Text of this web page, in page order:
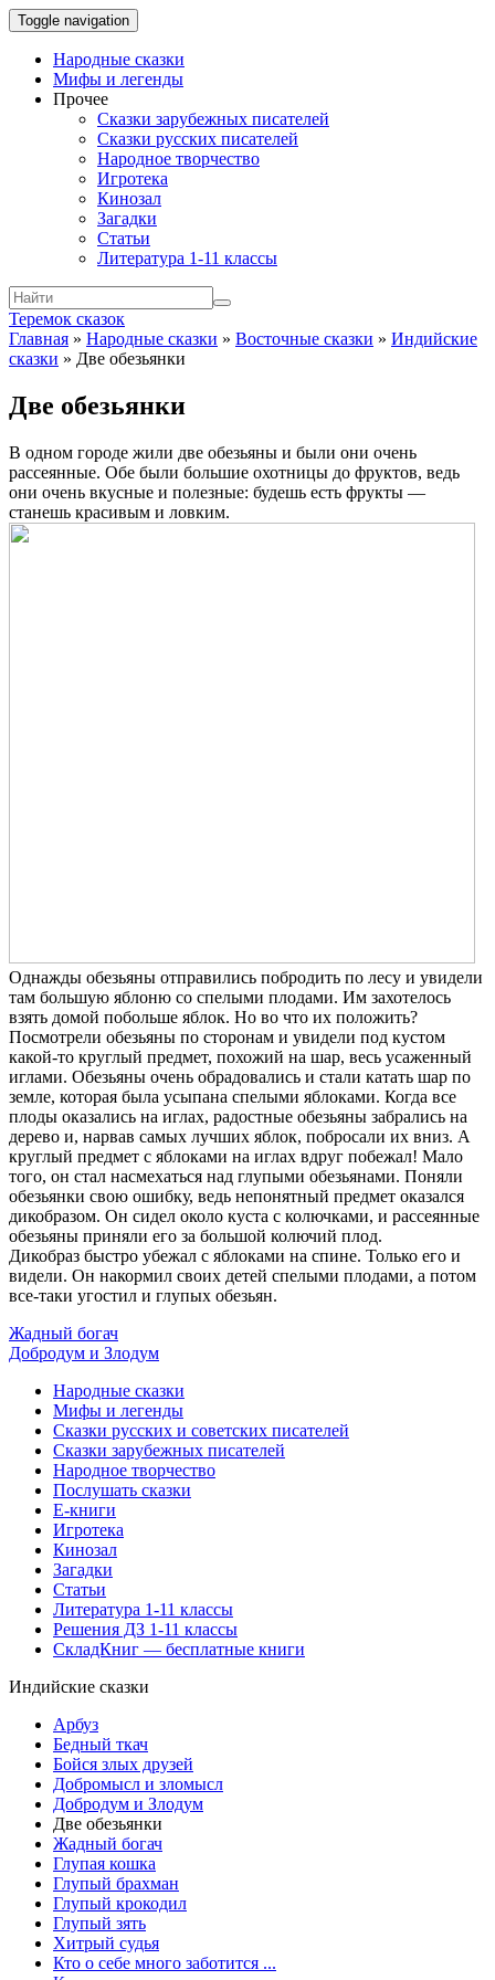
Toggle navigation
Народные сказки
Мифы и легенды
Прочее
Сказки зарубежных писателей
Сказки русских писателей
Народное творчество
Игротека
Кинозал
Загадки
Статьи
Литература 1-11 классы
Теремок сказок
Главная » Народные сказки » Восточные сказки » Индийские
сказки » Две обезьянки
Две обезьянки
В одном городе жили две обезьяны и были они очень
рассеянные. Обе были большие охотницы до фруктов, ведь
они очень вкусные и полезные: будешь есть фрукты —
станешь красивым и ловким.
Однажды обезьяны отправились побродить по лесу и увидели
там большую яблоню со спелыми плодами. Им захотелось
взять домой побольше яблок. Но во что их положить?
Посмотрели обезьяны по сторонам и увидели под кустом
какой-то круглый предмет, похожий на шар, весь усаженный
иглами. Обезьяны очень обрадовались и стали катать шар по
земле, которая была усыпана спелыми яблоками. Когда все
плоды оказались на иглах, радостные обезьяны забрались на
дерево и, нарвав самых лучших яблок, побросали их вниз. А
круглый предмет с яблоками на иглах вдруг побежал! Мало
того, он стал насмехаться над глупыми обезьянами. Поняли
обезьянки свою ошибку, ведь непонятный предмет оказался
дикобразом. Он сидел около куста с колючками, и рассеянные
обезьяны приняли его за большой колючий плод.
Дикобраз быстро убежал с яблоками на спине. Только его и
видели. Он накормил своих детей спелыми плодами, а потом
все-таки угостил и глупых обезьян.
Жадный богач
Добродум и Злодум
Народные сказки
Мифы и легенды
Сказки русских и советских писателей
Сказки зарубежных писателей
Народное творчество
Послушать сказки
Е-книги
Игротека
Кинозал
Загадки
Статьи
Литература 1-11 классы
Решения ДЗ 1-11 классы
СкладКниг — бесплатные книги
Индийские сказки
Арбуз
Бедный ткач
Бойся злых друзей
Добромысл и зломысл
Добродум и Злодум
Две обезьянки
Жадный богач
Глупая кошка
Глупый брахман
Глупый крокодил
Глупый зять
Хитрый судья
Кто о себе много заботится ...